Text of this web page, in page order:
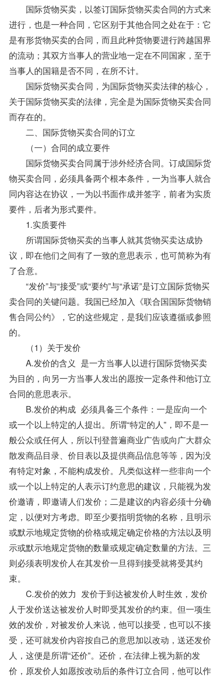
国际货物买卖，以签订国际货物买卖合同的方式来
进行，也是一种合同，它区别于其他合同之处在于：它
是有形货物买卖的合同，而且此种货物要进行跨越国界
的流动；其双方当事人的营业地一定在不同国家，至于
当事人的国籍是否不同，在所不计。
国际货物买卖合同，为国际货物买卖法律的核心，
关于国际货物买卖的法律，完全是为国际货物买卖合同
而存在的。
二、国际货物买卖合同的订立
（一）合同的成立要件
国际货物买卖合同属于涉外经济合同。订成国际货
物买卖合同，必须具备两个根本条件，一为当事人就合
同内容达在协议，一为以书面作成并签字，前者为实质
要件，后者为形式要件。
1.实质要件
所谓国际货物买卖的当事人就其货物买卖达成协
议，即在他们之间有了一致的意思表示，也可简称为有
了合意。
“发价”与“接受”或“要约”与“承诺”是订立国际货物买
卖合同的关键问题。我国已经加入《联合国国际货物销
售合同公约》，它的这些规定，是我们应该遵循或参照
的。
（1）关于发价
A.发价的含义 是一方当事人以进行国际货物买卖
为目的，向另一方当事人发出的愿按一定条件和他订立
合同的意思表示。
B.发价的构成 必须具备三个条件：一是应向一个
或一个以上特定的人提出。所谓“特定的人”，即不是一
般公众或任何人，所以刊登普遍商业广告或向广大群众
散发商品目录、价目表以及提供商品信息等等，因为没
有特定对象，不能构成发价。凡类似这样一些非向一个
或一个以上特定的人表示订约意思的建议，只能视为发
价邀请，即邀请人们发价；二是建议的内容必须十分确
定，以便对方考虑。即至少要指明货物的名称，且明示
或默示地规定货物的价格或规定确定价格的方法以及明
示或默示地规定货物的数量或规定确定数量的方法。三
则必须表明发价人在其发价一旦得到接受就将受其约
束。
C.发价的效力 发价于到达被发价人时生效，发价
人于发价送达被发价人时即受其发价的约束。但一项生
效的发价，对被发价人来说，他可以接受，也可以不接
受，还可就发价内容按自己的意思加以改动，送还发价
人，这便是所谓“还价”。还价，在法律上视为新的发
价，原发价人如愿按改动后的条件订立合同，他可以作